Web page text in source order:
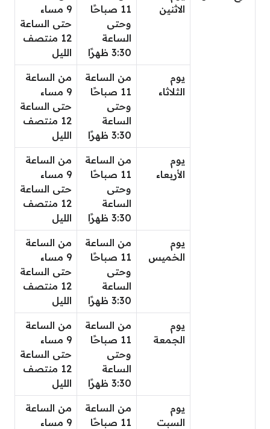
الاثنين
11 صباحًا
وحتى
الساعة
3:30 ظهرًا
9 مساء
حتى الساعة
12 منتصف
الليل
يوم
الثلاثاء
من الساعة
11 صباحًا
وحتى
الساعة
3:30 ظهرًا
من الساعة
9 مساء
حتى الساعة
12 منتصف
الليل
يوم
الأربعاء
من الساعة
11 صباحًا
وحتى
الساعة
3:30 ظهرًا
من الساعة
9 مساء
حتى الساعة
12 منتصف
الليل
يوم
الخميس
من الساعة
11 صباحًا
وحتى
الساعة
3:30 ظهرًا
من الساعة
9 مساء
حتى الساعة
12 منتصف
الليل
يوم
الجمعة
من الساعة
11 صباحًا
وحتى
الساعة
3:30 ظهرًا
من الساعة
9 مساء
حتى الساعة
12 منتصف
الليل
يوم
السبت
من الساعة
11 صباحًا
من الساعة
9 مساء